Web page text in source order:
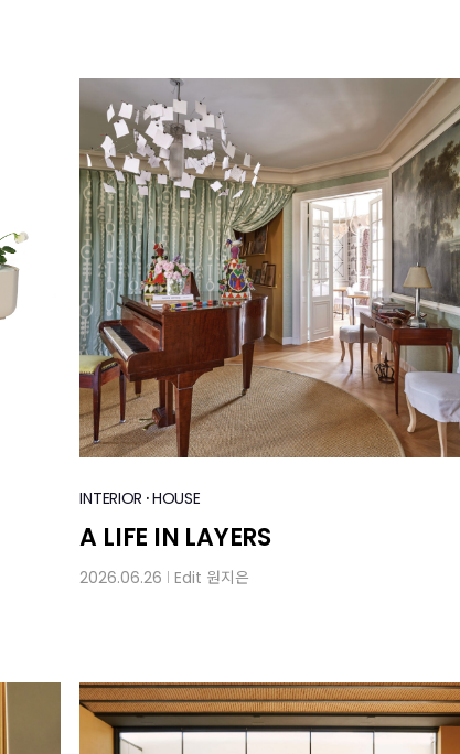
INTERIOR ·HOUSE
A LIFE IN LAYERS
2026.06.26 │Edit 원지은